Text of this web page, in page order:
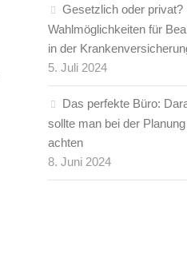
Gesetzlich oder privat?
Wahlmöglichkeiten für
in der
5. Juli 2024
Das perfekte Büro:
sollte man bei der Planung
achten
8. Juni 2024